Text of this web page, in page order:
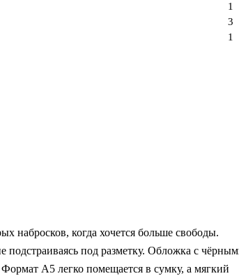
набросков, когда хочется больше свободы.
подстраиваясь под разметку. Обложка с
А5 легко помещается в сумку, а мягкий
1
3
1